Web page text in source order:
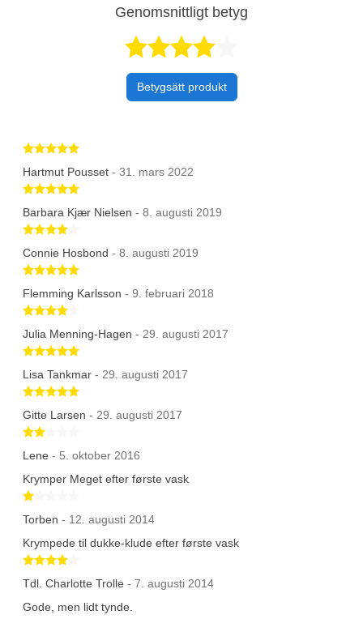
Genomsnittligt betyg
Betygsätt produkt
Betygsatt 5 av 5 stjärnor
Hartmut Pousset - 31. mars 2022
Betygsatt 5 av 5 stjärnor
Barbara Kjær Nielsen - 8. augusti 2019
Connie Hosbond - 8. augusti 2019
Betygsatt 5 av 5 stjärnor
Flemming Karlsson - 9. februari 2018
Julia Menning-Hagen - 29. augusti 2017
Betygsatt 5 av 5 stjärnor
Lisa Tankmar - 29. augusti 2017
Betygsatt 5 av 5 stjärnor
Gitte Larsen - 29. augusti 2017
Lene - 5. oktober 2016
Krymper Meget efter første vask
Torben - 12. augusti 2014
Krympede til dukke-klude efter første vask
Tdl. Charlotte Trolle - 7. augusti 2014
Gode, men lidt tynde.